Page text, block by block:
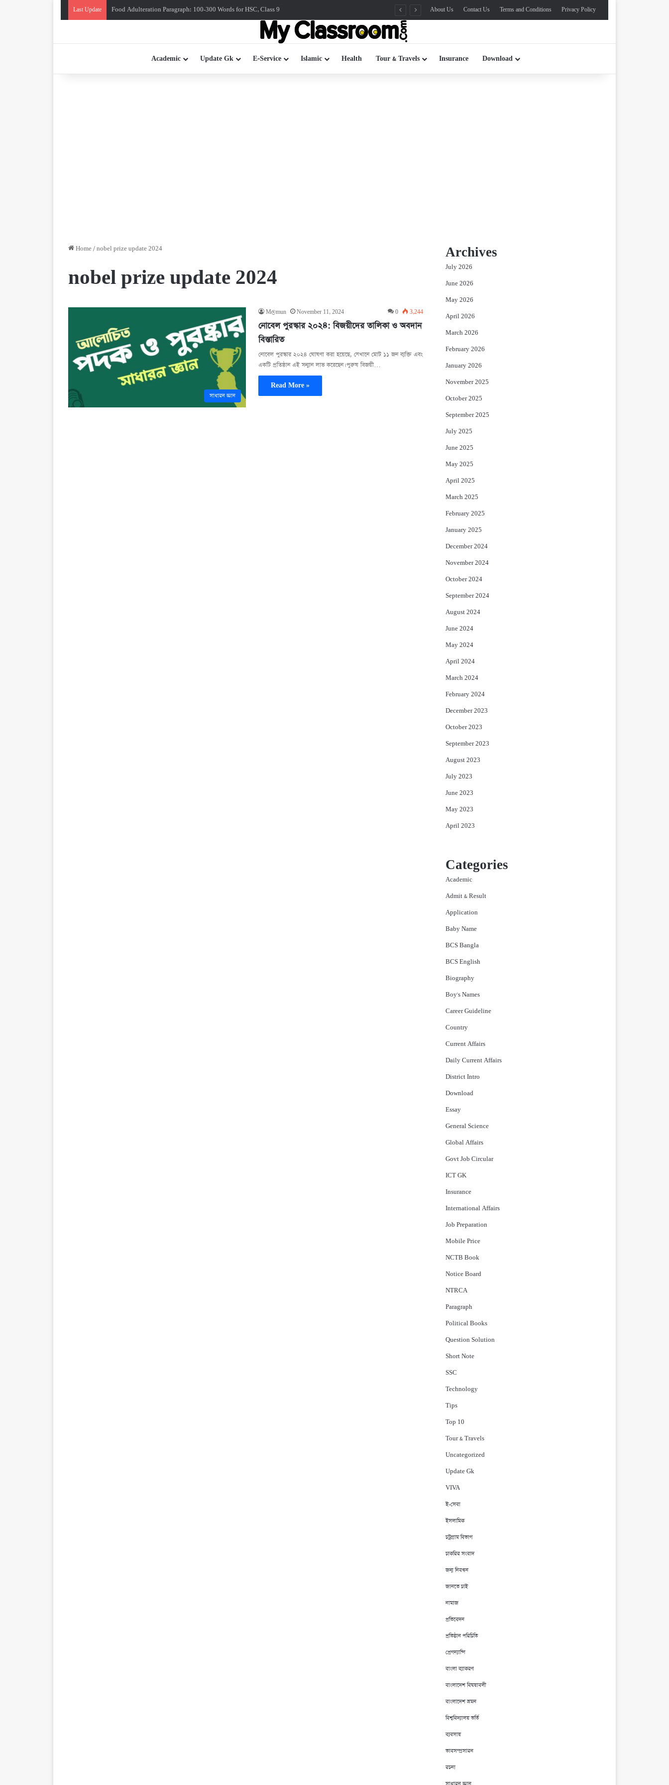
Last Update Food Adulteration Paragraph: 100-300 Words for HSC, Class 9 About Us Contact Us Terms and Conditions Privacy Policy
Academic Update Gk E-Service Islamic Health Tour & Travels Insurance Download
Home / nobel prize update 2024
nobel prize update 2024
সাধারন জ্ঞান
M@mun November 11, 2024 0 3,244
নোবেল পুরস্কার ২০২৪: বিজয়ীদের তালিকা ও অবদান
বিস্তারিত
নোবেল পুরস্কার ২০২৪ ঘোষণা করা হয়েছে, যেখানে মোট ১১ জন ব্যক্তি এবং
একটি প্রতিষ্ঠান এই সন্মান লাভ করেছেন। পুরুষ বিজয়ী…
Read More »
Archives
July 2026
June 2026
May 2026
April 2026
March 2026
February 2026
January 2026
November 2025
October 2025
September 2025
July 2025
June 2025
May 2025
April 2025
March 2025
February 2025
January 2025
December 2024
November 2024
October 2024
September 2024
August 2024
June 2024
May 2024
April 2024
March 2024
February 2024
December 2023
October 2023
September 2023
August 2023
July 2023
June 2023
May 2023
April 2023
Categories
Academic
Admit & Result
Application
Baby Name
BCS Bangla
BCS English
Biography
Boy's Names
Career Guideline
Country
Current Affairs
Daily Current Affairs
District Intro
Download
Essay
General Science
Global Affairs
Govt Job Circular
ICT GK
Insurance
International Affairs
Job Preparation
Mobile Price
NCTB Book
Notice Board
NTRCA
Paragraph
Political Books
Question Solution
Short Note
‍SSC
Technology
Tips
Top 10
Tour & Travels
Uncategorized
Update Gk
VIVA
ই-সেবা
ইসলামিক
চট্রগ্রাম বিভাগ
চাকরির সংবাদ
জন্ম নিবন্ধন
জানতে চাই
নামাজ
প্রতিবেদন
প্রতিষ্ঠান পরিচিতি
প্রেগন্যান্সি
বাংলা ব্যাকরণ
বাংলাদেশ বিষয়াবলী
বাংলাদেশ ভ্রমন
বিশ্ববিদ্যালয় ভর্তি
ব্যবসায়
ভাবসম্প্রসারন
রচনা